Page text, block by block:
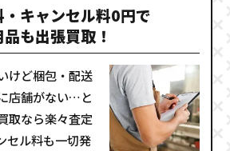
・キャンセル料0円で
も出張買取！
けど梱包・配送
店舗がない…と
取なら楽々査定
セル料も一切発